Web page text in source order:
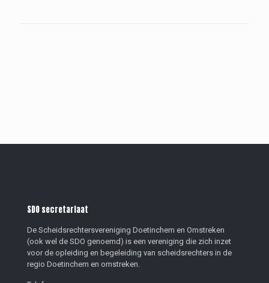
SDO secretariaat
De Scheidsrechtersvereniging Doetinchem en Omstreken
(ook wel de SDO genoemd) is een vereniging die zich inzet
voor de opleiding en begeleiding van scheidsrechters in de
regio Doetinchem en omstreken.